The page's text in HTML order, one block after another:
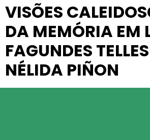
VISÕES
DA MEMÓRIA EM
FAGUNDES
NÉLIDA PIÑON